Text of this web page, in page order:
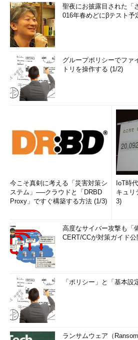
聖夜にお披露目された「
016年春めどにβテスト予
グループポリシーでファ
トリを操作する (1/2)
今こそ真剣に考える「災害対策シ
ステム」──クラウドと「DRBD
Proxy」ですぐ構築する方法 (1/3)
IoT時
キュリ
3)
高度なサイバー攻撃も「
CERT/CCが対策ガイド公
「ポリシー」と「基本
ランサムウェア（